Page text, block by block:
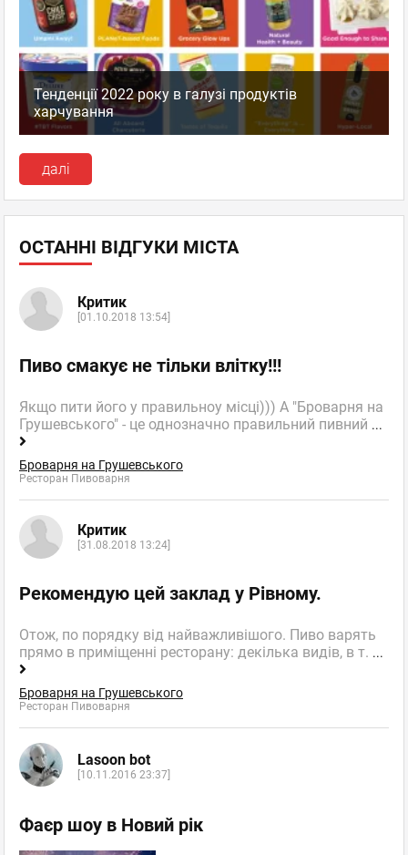
Тенденції 2022 року в галузі продуктів
харчування
далі
ОСТАННІ ВІДГУКИ МІСТА
Критик
[01.10.2018 13:54]
Пиво смакує не тільки влітку!!!
Якщо пити його у правильноу місці))) А "Броварня на
Грушевського" - це однозначно правильний пивний ...
Броварня на Грушевського
Ресторан Пивоварня
Критик
[31.08.2018 13:24]
Рекомендую цей заклад у Рівному.
Отож, по порядку від найважливішого. Пиво варять
прямо в приміщенні ресторану: декілька видів, в т. ...
Броварня на Грушевського
Ресторан Пивоварня
Lasoon bot
[10.11.2016 23:37]
Фаєр шоу в Новий рік